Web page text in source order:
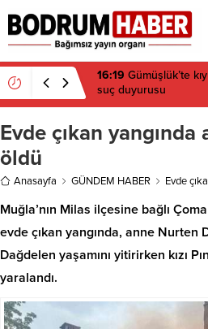
16:19 Gümüşlük’te
suç duyurusu
Evde çıkan
öldü
Anasayfa GÜNDEM HABER Evde
Muğla’nın Milas ilçesine bağlı
evde çıkan yangında, anne Nurten
Dağdelen yaşamını yitirirken kızı
yaralandı.